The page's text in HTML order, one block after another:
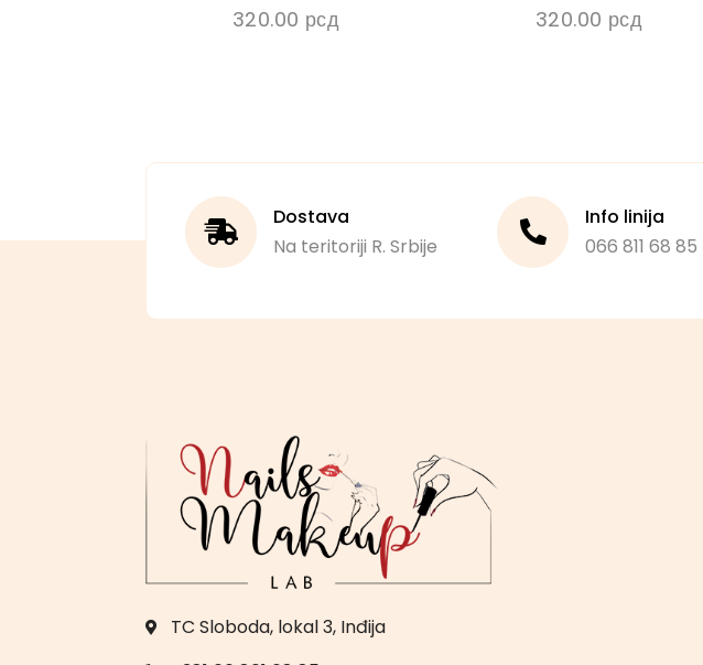
320.00 рсд 320.00 рсд
Dostava
Na teritoriji R. Srbije
Info linija
066 811 68 85
TC Sloboda, lokal 3, Inđija